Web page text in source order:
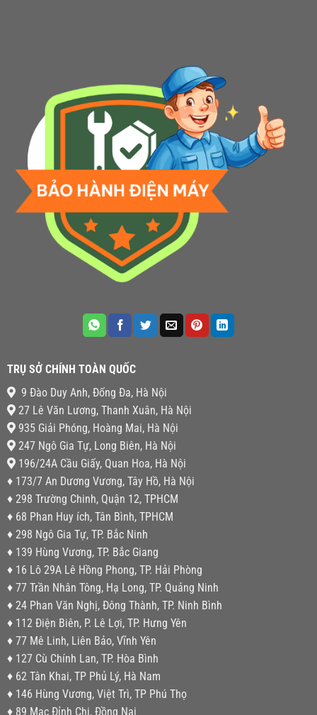
TRỤ SỞ CHÍNH TOÀN QUỐC
9 Đào Duy Anh, Đống Đa, Hà Nội
27 Lê Văn Lương, Thanh Xuân, Hà Nội
935 Giải Phóng, Hoàng Mai, Hà Nội
247 Ngô Gia Tự, Long Biên, Hà Nội
196/24A Cầu Giấy, Quan Hoa, Hà Nội
♦ 173/7 An Dương Vương, Tây Hồ, Hà Nội
♦ 298 Trường Chinh, Quận 12, TPHCM
♦ 68 Phan Huy ích, Tân Bình, TPHCM
♦ 298 Ngô Gia Tự, TP. Bắc Ninh
♦ 139 Hùng Vương, TP. Bắc Giang
♦ 16 Lô 29A Lê Hồng Phong, TP. Hải Phòng
♦ 77 Trần Nhân Tông, Hạ Long, TP. Quảng Ninh
♦ 24 Phan Văn Nghị, Đông Thành, TP. Ninh Bình
♦ 112 Điện Biên, P. Lê Lợi, TP. Hưng Yên
♦ 77 Mê Linh, Liên Bảo, Vĩnh Yên
♦ 127 Cù Chính Lan, TP. Hòa Bình
♦ 62 Tân Khai, TP Phủ Lý, Hà Nam
♦ 146 Hùng Vương, Việt Trì, TP Phú Thọ
♦ 89 Mạc Đỉnh Chi, Đồng Nai